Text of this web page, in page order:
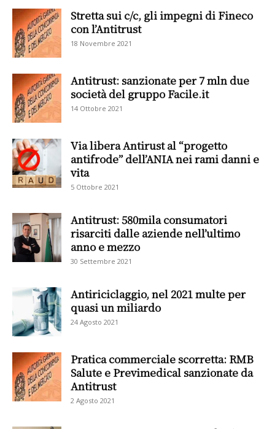
Stretta sui c/c, gli impegni di Fineco
con l’Antitrust
18 Novembre 2021
Antitrust: sanzionate per 7 mln due
società del gruppo Facile.it
14 Ottobre 2021
Via libera Antirust al “progetto
antifrode” dell’ANIA nei rami danni e
vita
5 Ottobre 2021
Antitrust: 580mila consumatori
risarciti dalle aziende nell’ultimo
anno e mezzo
30 Settembre 2021
Antiriciclaggio, nel 2021 multe per
quasi un miliardo
24 Agosto 2021
Pratica commerciale scorretta: RMB
Salute e Previmedical sanzionate da
Antitrust
2 Agosto 2021